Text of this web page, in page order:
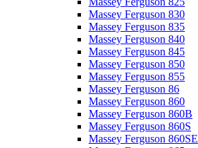
Massey Ferguson 830
Massey Ferguson 835
Massey Ferguson 840
Massey Ferguson 845
Massey Ferguson 850
Massey Ferguson 855
Massey Ferguson 86
Massey Ferguson 860
Massey Ferguson 860B
Massey Ferguson 860S
Massey Ferguson 860SE